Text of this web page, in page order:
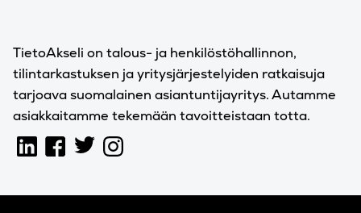
TietoAkseli on talous- ja henkilöstöhallinnon,
tilintarkastuksen ja yritysjärjestelyiden ratkaisuja
tarjoava suomalainen asiantuntijayritys. Autamme
asiakkaitamme tekemään tavoitteistaan totta.